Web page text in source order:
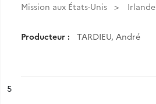
Mission aux États-Unis
Irlande
Producteur : TARDIEU, André
n°
5